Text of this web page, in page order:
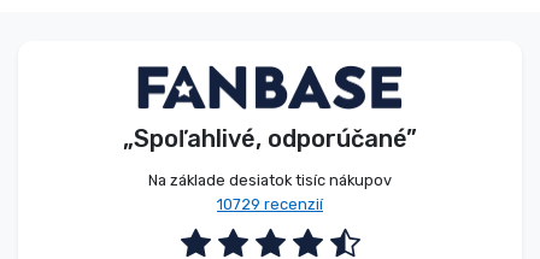
„Spoľahlivé, odporúčané”
Na základe desiatok tisíc nákupov
10729 recenzií